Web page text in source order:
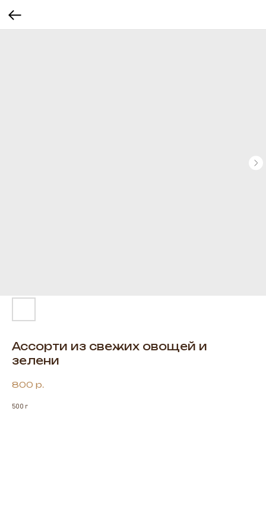
Ассорти из свежих овощей и
зелени
800 р.
500 г